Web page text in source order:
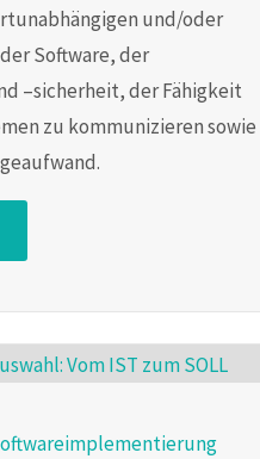
und/oder
Software, der
–sicherheit, der Fähigkeit
zu kommunizieren sowie